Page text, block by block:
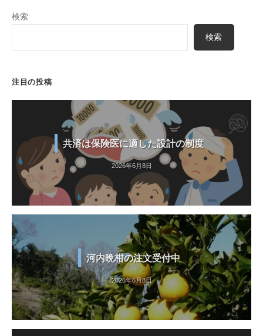
検索
検索
注目の投稿
共済は保険医に適した設計の制度
2026年6月8日
河内晩柑の注文受付中
2026年6月8日